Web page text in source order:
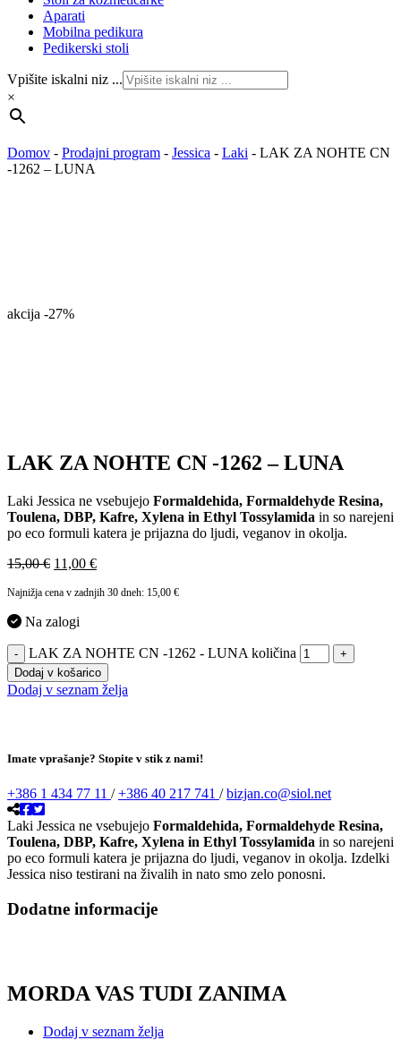
Aparati
Mobilna pedikura
Pedikerski stoli
Vpišite iskalni niz ...
×
Domov - Prodajni program - Jessica - Laki - LAK ZA NOHTE CN
-1262 – LUNA
akcija -27%
LAK ZA NOHTE CN -1262 – LUNA
Laki Jessica ne vsebujejo Formaldehida, Formaldehyde Resina,
Toulena, DBP, Kafre, Xylena in Ethyl Tossylamida in so narejeni
po eco formuli katera je prijazna do ljudi, veganov in okolja.
15,00€ 11,00 €
Najnižja cena v zadnjih 30 dneh: 15,00 €
Na zalogi
- LAK ZA NOHTE CN -1262 - LUNA količina
+
Dodaj v košarico
Dodaj v seznam želja
Imate vprašanje? Stopite v stik z nami!
+386 1 434 77 11 /+386 40 217 741 /bizjan.co@siol.net
Laki Jessica ne vsebujejo Formaldehida, Formaldehyde Resina,
Toulena, DBP, Kafre, Xylena in Ethyl Tossylamida in so narejeni
po eco formuli katera je prijazna do ljudi, veganov in okolja. Izdelki
Jessica niso testirani na živalih in nato smo zelo ponosni.
Dodatne informacije
MORDA VAS TUDI ZANIMA
Dodaj v seznam želja